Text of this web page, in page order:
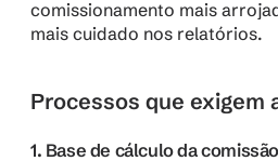
comissionamento mais
mais cuidado nos relatórios.
Processos que exigem
1. Base de cálculo da comissão